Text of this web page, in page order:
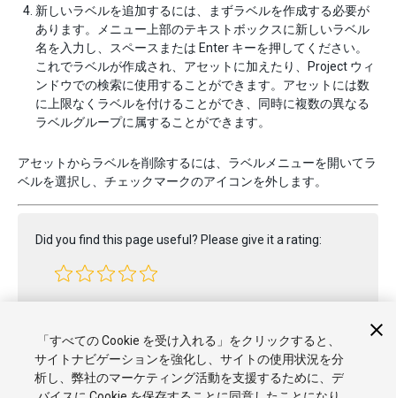
新しいラベルを追加するには、まずラベルを作成する必要が
あります。メニュー上部のテキストボックスに新しいラベル
名を入力し、スペースまたは Enter キーを押してください。
これでラベルが作成され、アセットに加えたり、Project ウィ
ンドウでの検索に使用することができます。アセットには数
に上限なくラベルを付けることができ、同時に複数の異なる
ラベルグループに属することができます。
アセットからラベルを削除するには、ラベルメニューを開いてラ
ベルを選択し、チェックマークのアイコンを外します。
Did you find this page useful? Please give it a rating:
「すべての Cookie を受け入れる」をクリックすると、
サイトナビゲーションを強化し、サイトの使用状況を分
析し、弊社のマーケティング活動を支援するために、デ